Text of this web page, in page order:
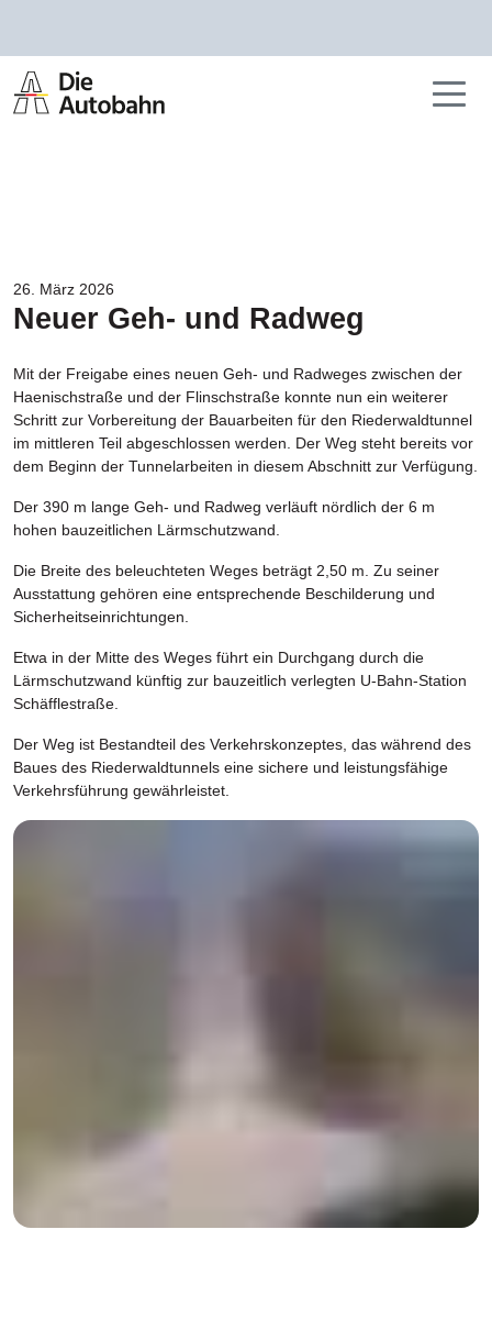
26. März 2026
Neuer Geh- und Radweg
Mit der Freigabe eines neuen Geh- und Radweges zwischen der
Haenischstraße und der Flinschstraße konnte nun ein weiterer
Schritt zur Vorbereitung der Bauarbeiten für den Riederwaldtunnel
im mittleren Teil abgeschlossen werden. Der Weg steht bereits vor
dem Beginn der Tunnelarbeiten in diesem Abschnitt zur Verfügung.
Der 390 m lange Geh- und Radweg verläuft nördlich der 6 m
hohen bauzeitlichen Lärmschutzwand.
Die Breite des beleuchteten Weges beträgt 2,50 m. Zu seiner
Ausstattung gehören eine entsprechende Beschilderung und
Sicherheitseinrichtungen.
Etwa in der Mitte des Weges führt ein Durchgang durch die
Lärmschutzwand künftig zur bauzeitlich verlegten U-Bahn-Station
Schäfflestraße.
Der Weg ist Bestandteil des Verkehrskonzeptes, das während des
Baues des Riederwaldtunnels eine sichere und leistungsfähige
Verkehrsführung gewährleistet.